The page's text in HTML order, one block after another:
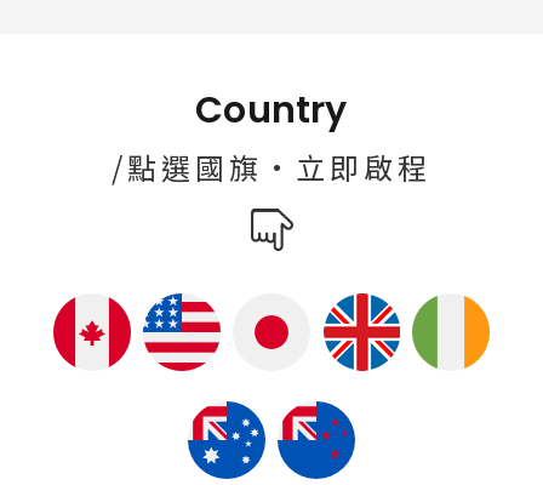
Country
/點選國旗·立即啟程